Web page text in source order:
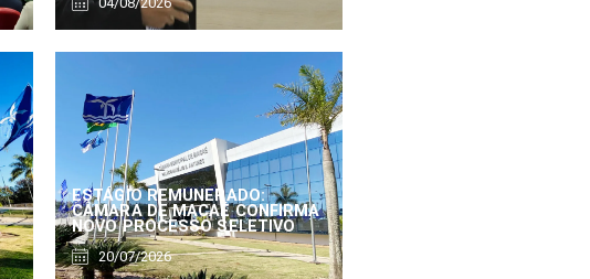
ESTÁGIO REMUNERADO:
CÂMARA DE MACAÉ CONFIRMA
NOVO PROCESSO SELETIVO
20/07/2026